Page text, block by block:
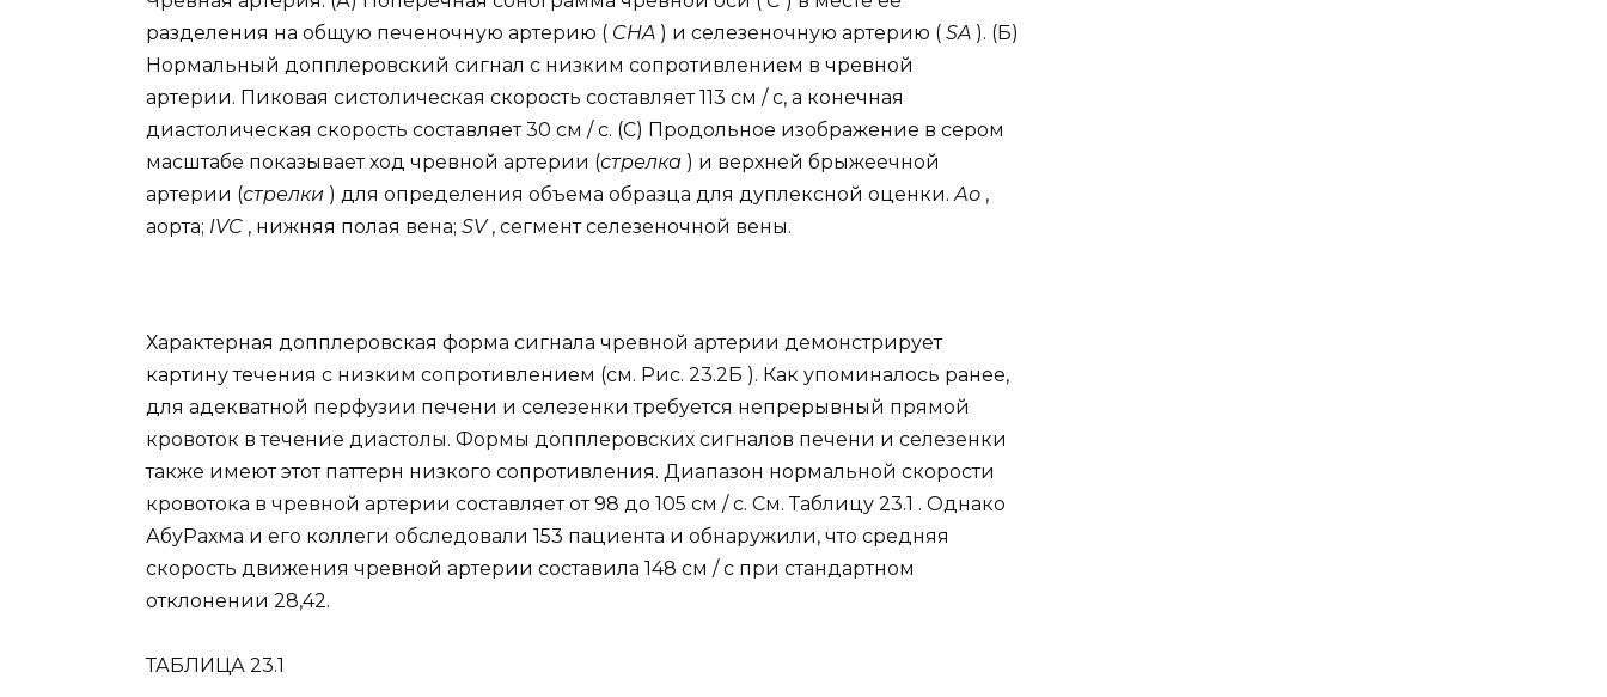
разделения на общую печеночную артерию ( CHA ) и селезеночную артерию ( SA ). (Б)
Нормальный допплеровский сигнал с низким сопротивлением в чревной
артерии. Пиковая систолическая скорость составляет 113 см / с, а конечная
диастолическая скорость составляет 30 см / с. (C) Продольное изображение в сером
масштабе показывает ход чревной артерии (стрелка ) и верхней брыжеечной
артерии (стрелки ) для определения объема образца для дуплексной оценки.Ао ,
аорта; IVC , нижняя полая вена; SV, сегмент селезеночной вены.
Характерная допплеровская форма сигнала чревной артерии демонстрирует
картину течения с низким сопротивлением (см. Рис. 23.2Б ). Как упоминалось ранее,
для адекватной перфузии печени и селезенки требуется непрерывный прямой
кровоток в течение диастолы. Формы допплеровских сигналов печени и селезенки
также имеют этот паттерн низкого сопротивления. Диапазон нормальной скорости
кровотока в чревной артерии составляет от 98 до 105 см / с. См. Таблицу 23.1 . Однако
АбуРахма и его коллеги обследовали 153 пациента и обнаружили, что средняя
скорость движения чревной артерии составила 148 см / с при стандартном
отклонении 28,42.
ТАБЛИЦА 23.1